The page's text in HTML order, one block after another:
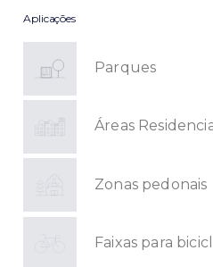
Aplicações
Parques
Áreas
Zonas pedonais
Faixas para